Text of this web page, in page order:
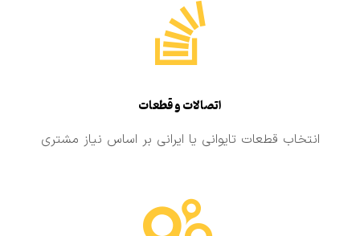
اتصالات و قطعات
انتخاب قطعات تایوانی یا ایرانی بر اساس نیاز مشتری